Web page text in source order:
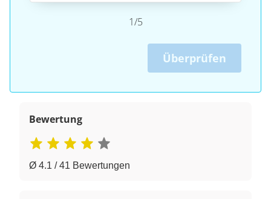
1/5
Überprüfen
Bewertung
Ø 4.1 / 41 Bewertungen